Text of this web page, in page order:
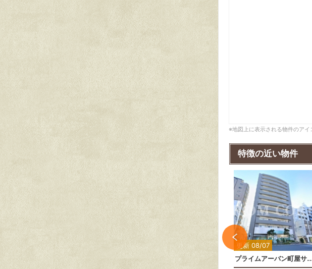
※地図上に表示される物件のアイ
特徴の近い物件
2
日神デュオステージ小石川 ゼスティ神楽坂Ⅰ
更新 08/07
2
プライムアーバン町屋